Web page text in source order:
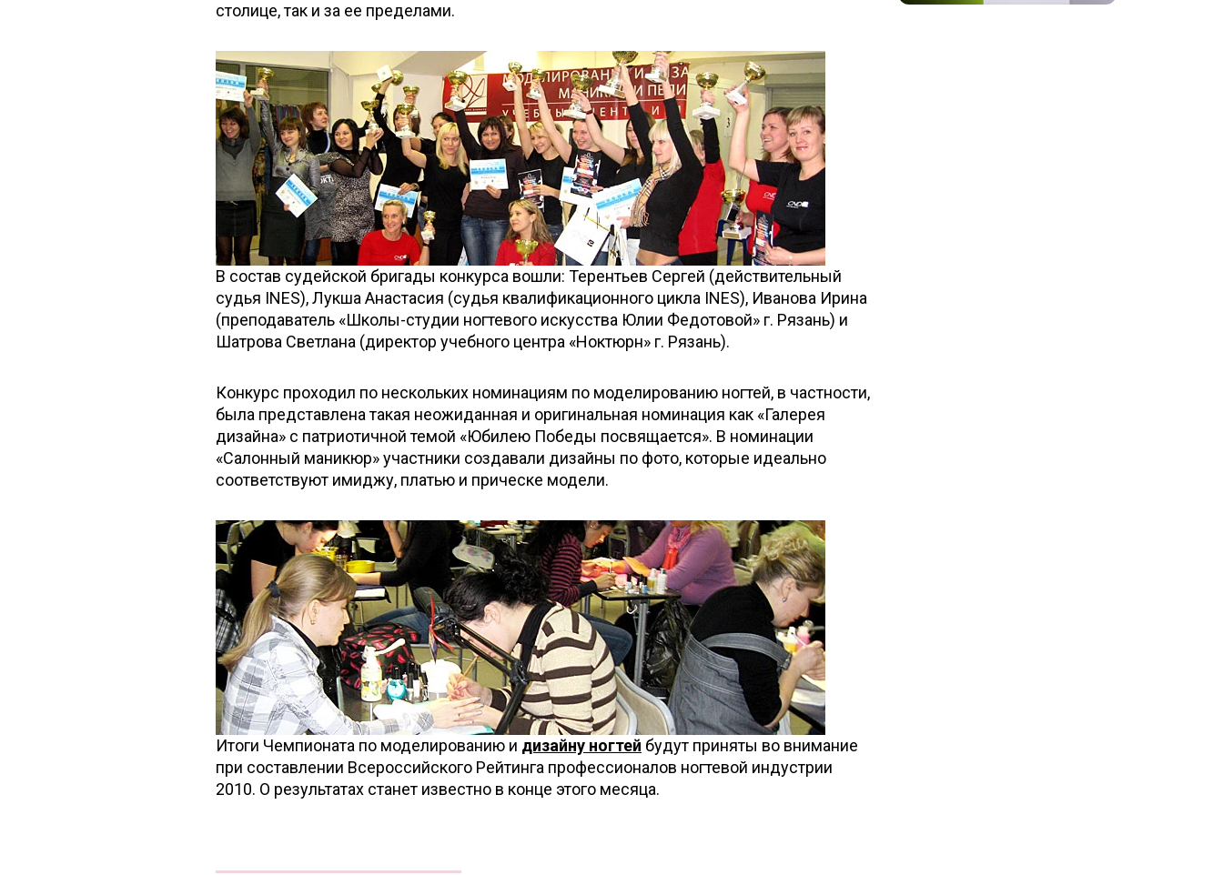
столице, так и за ее пределами.
В состав судейской бригады конкурса вошли: Терентьев Сергей (действительный
судья INES), Лукша Анастасия (судья квалификационного цикла INES), Иванова Ирина
(преподаватель «Школы-студии ногтевого искусства Юлии Федотовой» г. Рязань) и
Шатрова Светлана (директор учебного центра «Ноктюрн» г. Рязань).
Конкурс проходил по нескольких номинациям по моделированию ногтей, в частности,
была представлена такая неожиданная и оригинальная номинация как «Галерея
дизайна» с патриотичной темой «Юбилею Победы посвящается». В номинации
«Салонный маникюр» участники создавали дизайны по фото, которые идеально
соответствуют имиджу, платью и прическе модели.
Итоги Чемпионата по моделированию и дизайну ногтей будут приняты во внимание
при составлении Всероссийского Рейтинга профессионалов ногтевой индустрии
2010. О результатах станет известно в конце этого месяца.